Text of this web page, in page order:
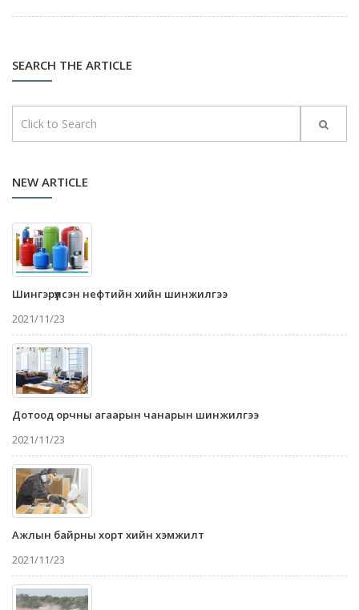
SEARCH THE ARTICLE
NEW ARTICLE
Шингэрүүлсэн нефтийн хийн шинжилгээ
2021/11/23
Дотоод орчны агаарын чанарын шинжилгээ
2021/11/23
Ажлын байрны хорт хийн хэмжилт
2021/11/23